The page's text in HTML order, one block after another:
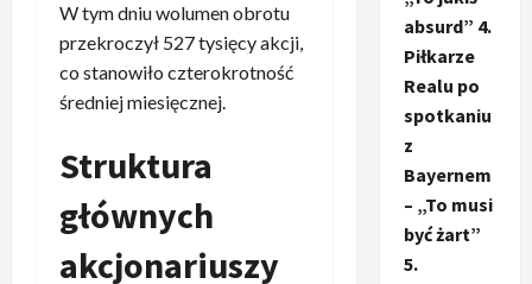
W tym dniu wolumen obrotu
przekroczył 527 tysięcy akcji,
co stanowiło czterokrotność
średniej miesięcznej.
Struktura
głównych
akcjonariuszy
absurd” 4.
Piłkarze
Realu po
spotkaniu
z
Bayernem
– „To musi
być żart”
5.